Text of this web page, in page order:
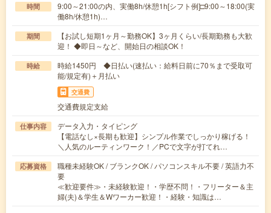
時間
9:00～21:00の内、実働8h/休憩1h[シフト例]□9:00～18:00(実
働8h/休憩1h)…
期間
【お試し短期1ヶ月～勤務OK】3ヶ月くらい/長期勤務も大歓
迎！ ◆即日～など、開始日の相談OK！
時給
時給1450円 ◆日払い(速払い：給料日前に70％まで受取可
能/規定有)＋月払い
交通費
交通費規定支給
仕事内容
データ入力・タイピング
【電話なし×長期も歓迎】シンプル作業でしっかり稼げる！
＼人気のルーティンワーク！／PCで文字が打てれ…
応募資格
職種未経験OK / ブランクOK / パソコンスキル不要 / 英語力不
要
≪歓迎要件≫・未経験歓迎！・学歴不問！・フリーター＆主
婦(夫)＆学生＆Wワーカー歓迎！・経験・知識は…